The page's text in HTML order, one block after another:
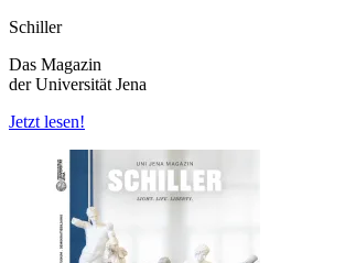
Schiller
Das Magazin
der Universität Jena
Jetzt lesen!